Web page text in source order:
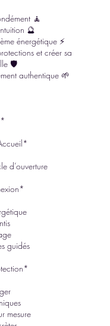
🧘
🔮
énergétique ⚡
et créer sa
🛡
authentique 🌱
d’ouverture
guidés
mesure